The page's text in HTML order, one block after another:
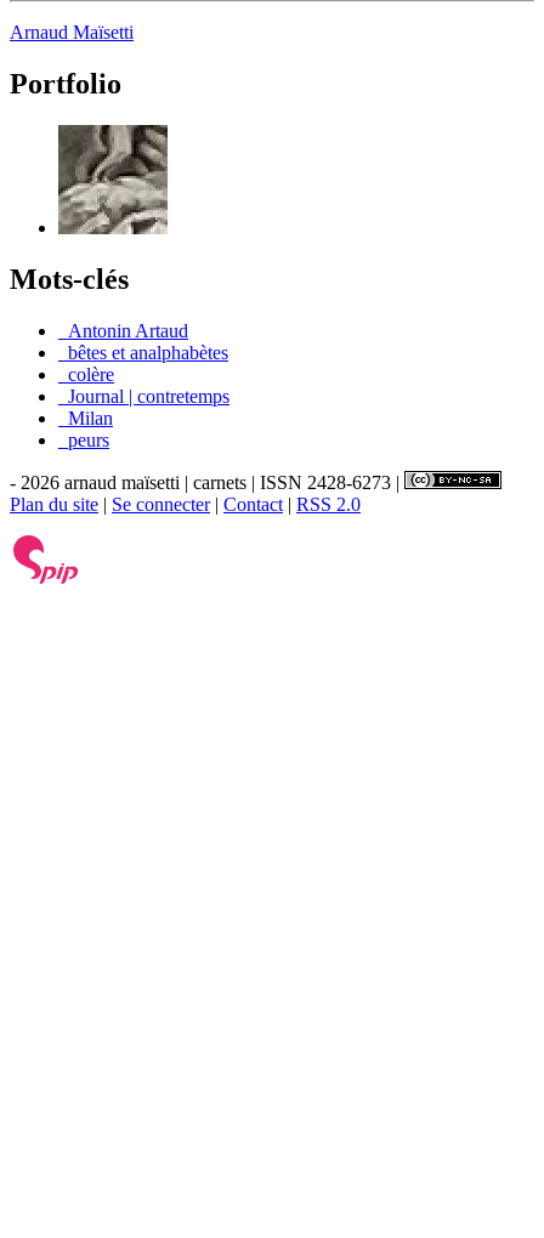
Arnaud Maïsetti
Portfolio
Mots-clés
_Antonin Artaud
_bêtes et analphabètes
_colère
_Journal | contretemps
_Milan
_peurs
- 2026 arnaud maïsetti | carnets | ISSN 2428-6273 |
Plan du site | Se connecter| Contact | RSS 2.0